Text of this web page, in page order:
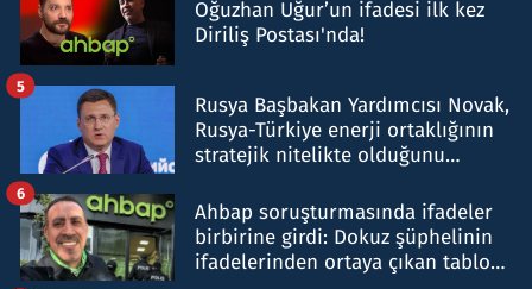
Oğuzhan Uğur’un ifadesi ilk kez
Diriliş Postası'nda!
Rusya Başbakan Yardımcısı Novak,
Rusya-Türkiye enerji ortaklığının
stratejik nitelikte olduğunu
5
Ahbap soruşturmasında ifadeler
birbirine girdi: Dokuz şüphelinin
ifadelerinden ortaya çıkan tablo
6